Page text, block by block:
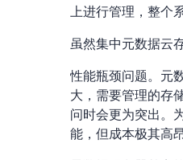
上进行管理，整个
虽然集中元数据云
性能瓶颈问题。元
大，需要管理的存
问时会更为突出。
能，但成本极其高